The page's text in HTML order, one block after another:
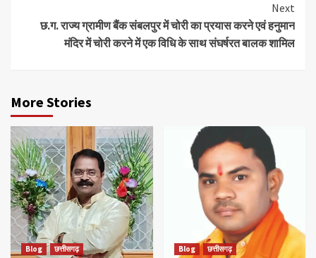
Next
छ.ग. राज्य ग्रामीण बैंक संबलपुर में चोरी का प्रयास करने एवं हनुमान
मंदिर में चोरी करने में एक विधि के साथ संघर्षरत बालक शामिल
More Stories
Blog
छत्तीसगढ़
Blog
छत्तीसगढ़